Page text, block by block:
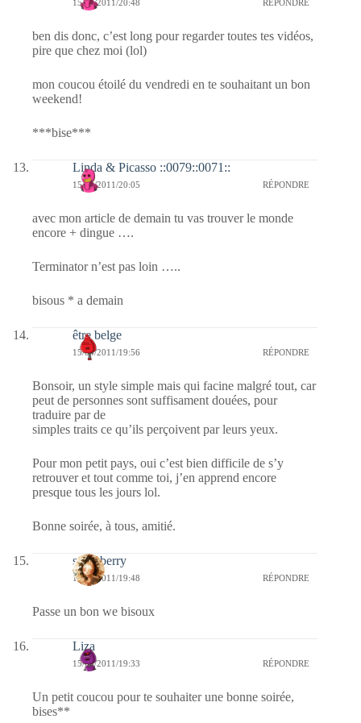
15/04/2011/20:48 RÉPONDRE
ben dis donc, c’est long pour regarder toutes tes vidéos,
pire que chez moi (lol)
mon coucou étoilé du vendredi en te souhaitant un bon
weekend!
***bise***
Linda & Picasso ::0079::0071::
15/04/2011/20:05 RÉPONDRE
avec mon article de demain tu vas trouver le monde
encore + dingue ….
Terminator n’est pas loin …..
bisous * a demain
être belge
15/04/2011/19:56 RÉPONDRE
Bonsoir, un style simple mais qui facine malgré tout, car
peut de personnes sont suffisament douées, pour
traduire par de
simples traits ce qu’ils perçoivent par leurs yeux.
Pour mon petit pays, oui c’est bien difficile de s’y
retrouver et tout comme toi, j’en apprend encore
presque tous les jours lol.
Bonne soirée, à tous, amitié.
strawberry
15/04/2011/19:48 RÉPONDRE
Passe un bon we bisoux
Liza
15/04/2011/19:33 RÉPONDRE
Un petit coucou pour te souhaiter une bonne soirée,
bises**